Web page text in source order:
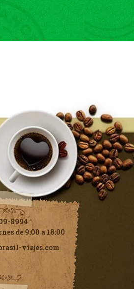
8994
de 9:00 a 18:00
viajes.com